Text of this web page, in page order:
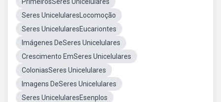
Seres UnicelularesLocomoção
Seres UnicelularesEucariontes
Imágenes DeSeres Unicelulares
Crescimento EmSeres Unicelulares
ColoniasSeres Unicelulares
Imagens DeSeres Unicelulares
Seres UnicelularesEsenplos